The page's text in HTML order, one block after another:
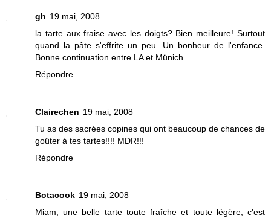
gh 19 mai, 2008
la tarte aux fraise avec les doigts? Bien meilleure! Surtout
quand la pâte s'effrite un peu. Un bonheur de l'enfance.
Bonne continuation entre LA et Münich.
Répondre
Clairechen 19 mai, 2008
Tu as des sacrées copines qui ont beaucoup de chances de
goûter à tes tartes!!!! MDR!!!
Répondre
Botacook 19 mai, 2008
Miam, une belle tarte toute fraîche et toute légère, c'est